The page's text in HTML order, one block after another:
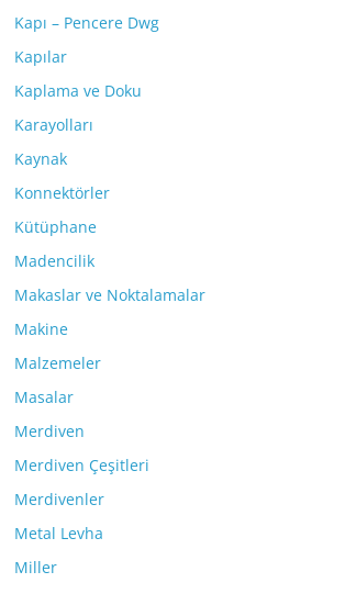
Kapı – Pencere Dwg
Kapılar
Kaplama ve Doku
Karayolları
Kaynak
Konnektörler
Kütüphane
Madencilik
Makaslar ve Noktalamalar
Makine
Malzemeler
Masalar
Merdiven
Merdiven Çeşitleri
Merdivenler
Metal Levha
Miller